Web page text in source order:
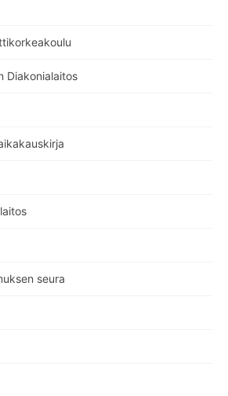
Diakonialaitos
seura